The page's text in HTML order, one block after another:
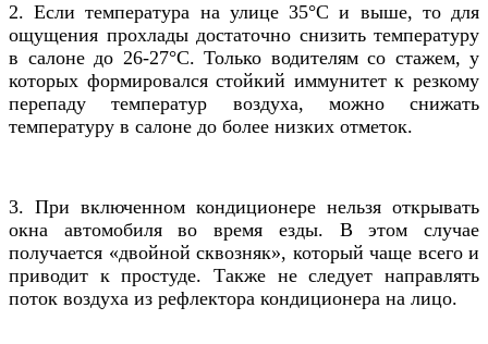
2. Если температура на улице 35°C и выше, то для
ощущения прохлады достаточно снизить температуру
в салоне до 26-27°C. Только водителям со стажем, у
которых формировался стойкий иммунитет к резкому
перепаду температур воздуха, можно снижать
температуру в салоне до более низких отметок.
3. При включенном кондиционере нельзя открывать
окна автомобиля во время езды. В этом случае
получается «двойной сквозняк», который чаще всего и
приводит к простуде. Также не следует направлять
поток воздуха из рефлектора кондиционера на лицо.